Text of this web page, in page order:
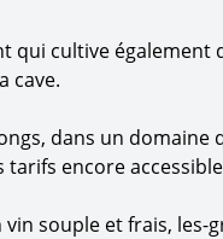
qui cultive également
cave.
dans un domaine
encore
souple et frais, les-